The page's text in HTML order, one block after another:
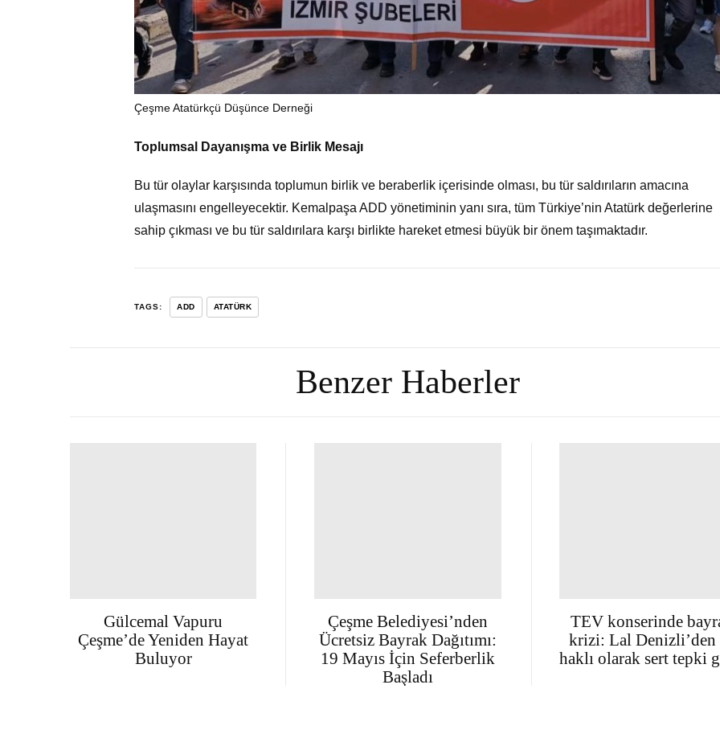
Çeşme Atatürkçü Düşünce Derneği
Toplumsal Dayanışma ve Birlik Mesajı
Bu tür olaylar karşısında toplumun birlik ve beraberlik içerisinde olması, bu tür saldırıların amacına
ulaşmasını engelleyecektir. Kemalpaşa ADD yönetiminin yanı sıra, tüm Türkiye’nin Atatürk değerlerine
sahip çıkması ve bu tür saldırılara karşı birlikte hareket etmesi büyük bir önem taşımaktadır.
TAGS: ADD ATATÜRK
Benzer Haberler
Gülcemal Vapuru
Çeşme’de Yeniden Hayat
Buluyor
Çeşme Belediyesi’nden
Ücretsiz Bayrak Dağıtımı:
19 Mayıs İçin Seferberlik
Başladı
TEV konserinde
krizi: Lal Denizli’den
haklı olarak sert tepki